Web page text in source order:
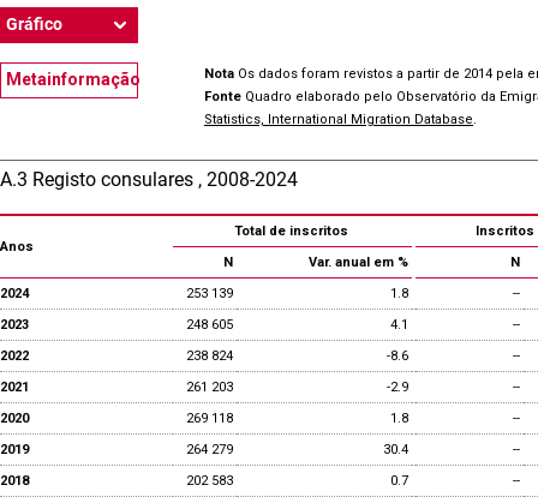
Gráfico
Metainformação Nota Os dados foram revistos a partir de 2014 pela
Fonte Quadro elaborado pelo Observatório da
Statistics, International Migration Database.
A.3 Registo consulares , 2008-2024
Anos
Total de inscritos
Inscritos
N
Var. anual em %
N
2024
253 139 1.8
--
2023
248 605 4.1
--
2022
238 824 -8.6
--
2021
261 203 -2.9
--
2020
269 118 1.8
--
2019
264 279 30.4
--
2018
202 583 0.7
--